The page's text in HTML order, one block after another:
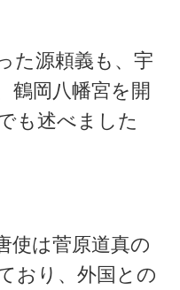
た源頼義も、宇
鶴岡八幡宮を開
も述べました
使は菅原道真の
おり、外国との